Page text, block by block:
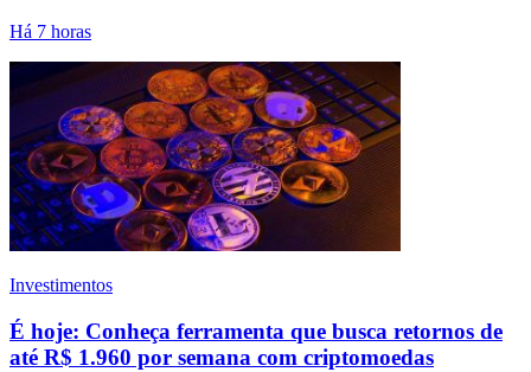
Há 7 horas
Investimentos
É hoje: Conheça ferramenta que busca retornos de
até R$ 1.960 por semana com criptomoedas